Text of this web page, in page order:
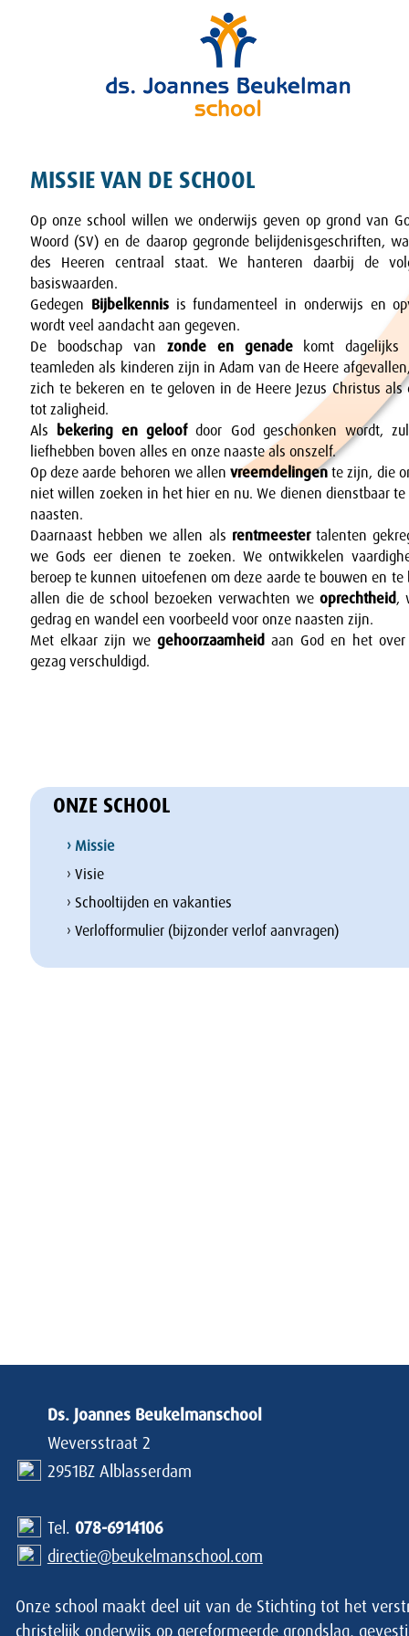
MISSIE VAN DE SCHOOL
Op onze school willen we onderwijs geven op grond van
Woord (SV) en de daarop gegronde belijdenisgeschriften,
des Heeren centraal staat. We hanteren daarbij de
basiswaarden.
Gedegen Bijbelkennisis fundamenteel in onderwijs en
wordt veel aandacht aan gegeven.
De boodschap van zonde en genadekomt dagelijks
teamleden als kinderen zijn in Adam van de Heere
zich te bekeren en te geloven in de Heere Jezus Christus als
tot zaligheid.
Als bekering en geloofdoor God geschonken wordt,
liefhebben boven alles en onze naaste als onszelf.
Op deze aarde behoren we allenvreemdelingente zijn, die
niet willen zoeken in het hier en nu. We dienen dienstbaar
naasten.
Daarnaast hebben we allen als rentmeestertalenten
we Gods eer dienen te zoeken. We ontwikkelen
beroep te kunnen uitoefenen om deze aarde te bouwen en te
allen die de school bezoeken verwachten weoprechtheid,
gedrag en wandel een voorbeeld voor onze naasten zijn.
Met elkaar zijn wegehoorzaamheid aan God en het
gezag verschuldigd.
ONZE SCHOOL
› Missie
› Visie
› Schooltijden en vakanties
› Verlofformulier (bijzonder verlof aanvragen)
Ds. Joannes Beukelmanschool
Weversstraat 2
2951BZ Alblasserdam
Tel. 078-6914106
directie@beukelmanschool.com
Onze school maakt deel uit van de Stichting tot het
christelijk onderwijs op gereformeerde grondslag,